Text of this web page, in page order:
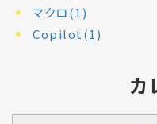
マクロ(1)
Copilot(1)
カ